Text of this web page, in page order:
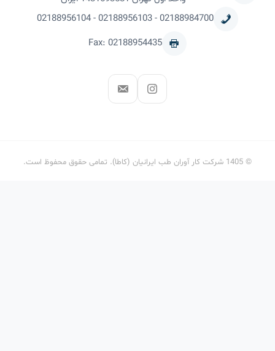
02188984700
-
02188956103
-
02188956104
Fax: 02188954435